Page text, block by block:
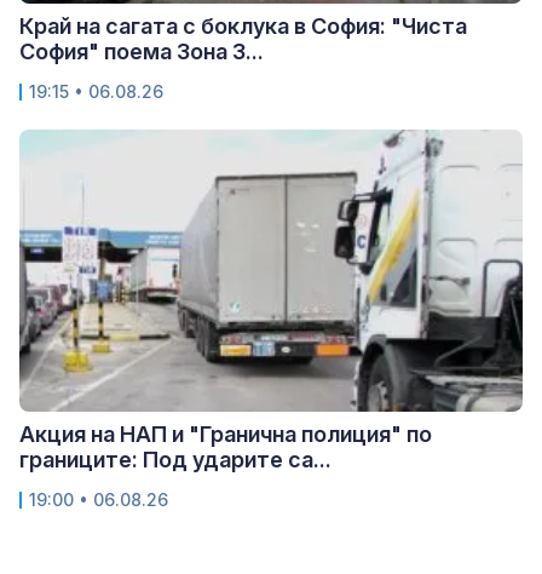
Край на сагата с боклука в София: "Чиста
София" поема Зона 3...
19:15 • 06.08.26
Акция на НАП и "Гранична полиция" по
границите: Под ударите са...
19:00 • 06.08.26